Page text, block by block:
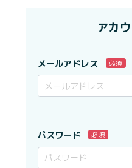
アカ
メールアドレス 必須
パスワード 必須